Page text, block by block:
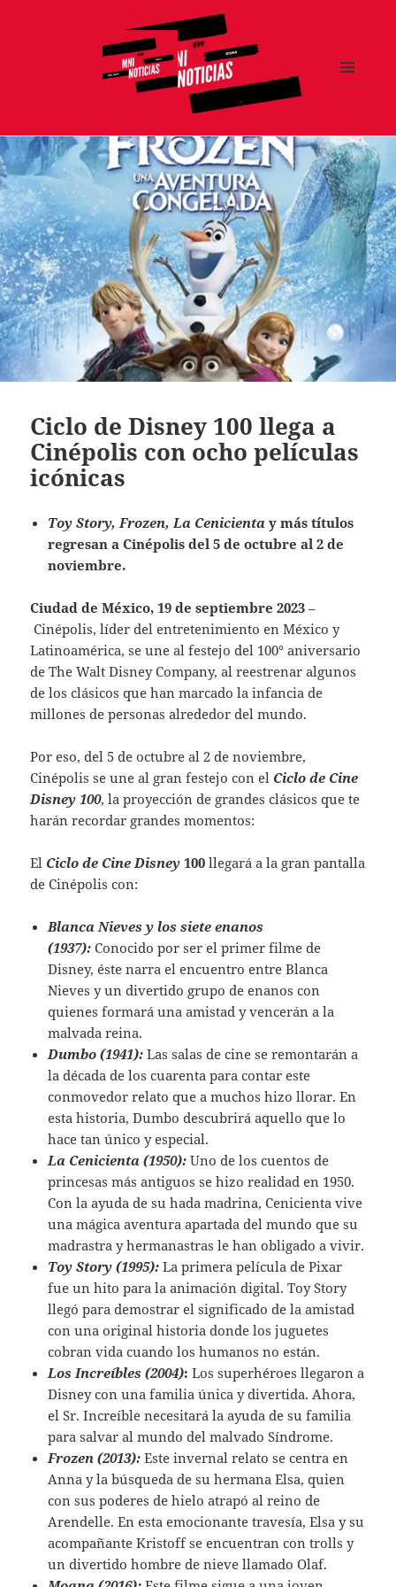
Ciclo de Disney 100 llega a
Cinépolis con ocho películas
icónicas
Toy Story, Frozen, La Cenicienta y más títulos
regresan a Cinépolis del 5 de octubre al 2 de
noviembre.
Ciudad de México, 19 de septiembre 2023–
Cinépolis, líder del entretenimiento en México y
Latinoamérica, se une al festejo del 100° aniversario
de The Walt Disney Company, al reestrenar algunos
de los clásicos que han marcado la infancia de
millones de personas alrededor del mundo.
Por eso, del 5 de octubre al 2 de noviembre,
Cinépolis se une al gran festejo con el Ciclo de Cine
Disney 100, la proyección de grandes clásicos que te
harán recordar grandes momentos:
El Ciclo de Cine Disney 100 llegará a la gran pantalla
de Cinépolis con:
Blanca Nieves y los siete enanos
(1937): Conocido por ser el primer filme de
Disney, éste narra el encuentro entre Blanca
Nieves y un divertido grupo de enanos con
quienes formará una amistad y vencerán a la
malvada reina.
Dumbo (1941): Las salas de cine se remontarán a
la década de los cuarenta para contar este
conmovedor relato que a muchos hizo llorar. En
esta historia, Dumbo descubrirá aquello que lo
hace tan único y especial.
La Cenicienta (1950):Uno de los cuentos de
princesas más antiguos se hizo realidad en 1950.
Con la ayuda de su hada madrina, Cenicienta vive
una mágica aventura apartada del mundo que su
madrastra y hermanastras le han obligado a vivir.
Toy Story (1995): La primera película de Pixar
fue un hito para la animación digital. Toy Story
llegó para demostrar el significado de la amistad
con una original historia donde los juguetes
cobran vida cuando los humanos no están.
Los Increíbles (2004): Los superhéroes llegaron a
Disney con una familia única y divertida. Ahora,
el Sr. Increíble necesitará la ayuda de su familia
para salvar al mundo del malvado Síndrome.
Frozen (2013):Este invernal relato se centra en
Anna y la búsqueda de su hermana Elsa, quien
con sus poderes de hielo atrapó al reino de
Arendelle. En esta emocionante travesía, Elsa y su
acompañante Kristoff se encuentran con trolls y
un divertido hombre de nieve llamado Olaf.